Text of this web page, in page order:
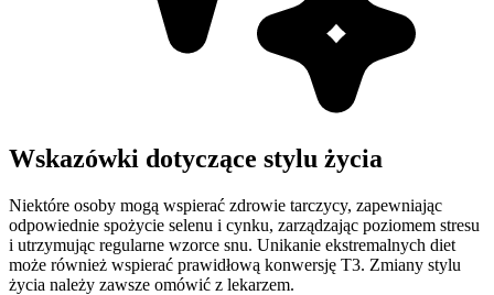
Wskazówki dotyczące stylu życia
Niektóre osoby mogą wspierać zdrowie tarczycy, zapewniając
odpowiednie spożycie selenu i cynku, zarządzając poziomem stresu
i utrzymując regularne wzorce snu. Unikanie ekstremalnych diet
może również wspierać prawidłową konwersję T3. Zmiany stylu
życia należy zawsze omówić z lekarzem.